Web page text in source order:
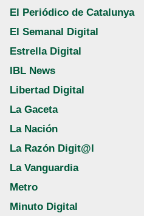
El Periódico de Catalunya
El Semanal Digital
Estrella Digital
IBL News
Libertad Digital
La Gaceta
La Nación
La Razón Digit@l
La Vanguardia
Metro
Minuto Digital